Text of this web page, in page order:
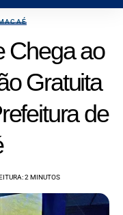
Chega ao
Gratuita
de
2 MINUTOS